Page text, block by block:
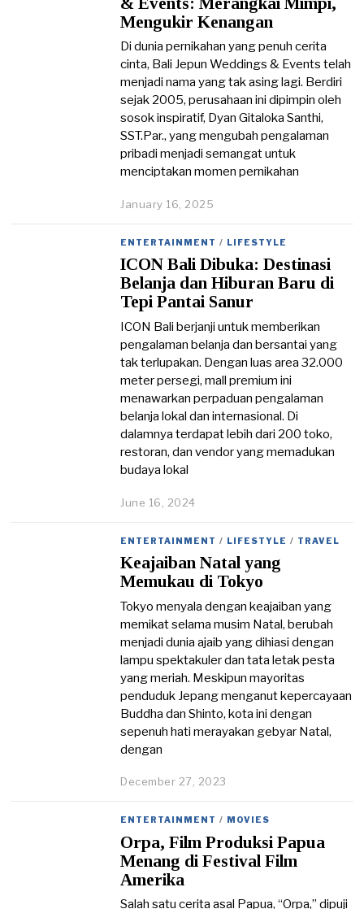
,
2
0
5
Mengukir Kenangan
Di dunia pernikahan yang penuh cerita
cinta, Bali Jepun Weddings & Events telah
menjadi nama yang tak asing lagi. Berdiri
sejak 2005, perusahaan ini dipimpin oleh
sosok inspiratif, Dyan Gitaloka Santhi,
SST.Par., yang mengubah pengalaman
pribadi menjadi semangat untuk
menciptakan momen pernikahan
January 16, 2025
u
a
r
y
1
7
2
0
2
5
ENTERTAINMENT / LIFESTYLE
ICON Bali Dibuka: Destinasi
Belanja dan Hiburan Baru di
Tepi Pantai Sanur
ICON Bali berjanji untuk memberikan
pengalaman belanja dan bersantai yang
tak terlupakan. Dengan luas area 32.000
meter persegi, mall premium ini
menawarkan perpaduan pengalaman
belanja lokal dan internasional. Di
dalamnya terdapat lebih dari 200 toko,
restoran, dan vendor yang memadukan
budaya lokal
June 16, 2024
ENTERTAINMENT / LIFESTYLE / TRAVEL
Keajaiban Natal yang
Memukau di Tokyo
Tokyo menyala dengan keajaiban yang
memikat selama musim Natal, berubah
menjadi dunia ajaib yang dihiasi dengan
lampu spektakuler dan tata letak pesta
yang meriah. Meskipun mayoritas
penduduk Jepang menganut kepercayaan
Buddha dan Shinto, kota ini dengan
sepenuh hati merayakan gebyar Natal,
dengan
December 27, 2023
ENTERTAINMENT / MOVIES
Orpa, Film Produksi Papua
Menang di Festival Film
Amerika
Salah satu cerita asal Papua, “Orpa,” dipuji